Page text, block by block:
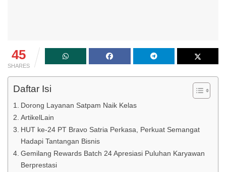
45
SHARES
Daftar Isi
Dorong Layanan Satpam Naik Kelas
ArtikelLain
HUT ke-24 PT Bravo Satria Perkasa, Perkuat Semangat
Hadapi Tantangan Bisnis
Gemilang Rewards Batch 24 Apresiasi Puluhan Karyawan
Berprestasi